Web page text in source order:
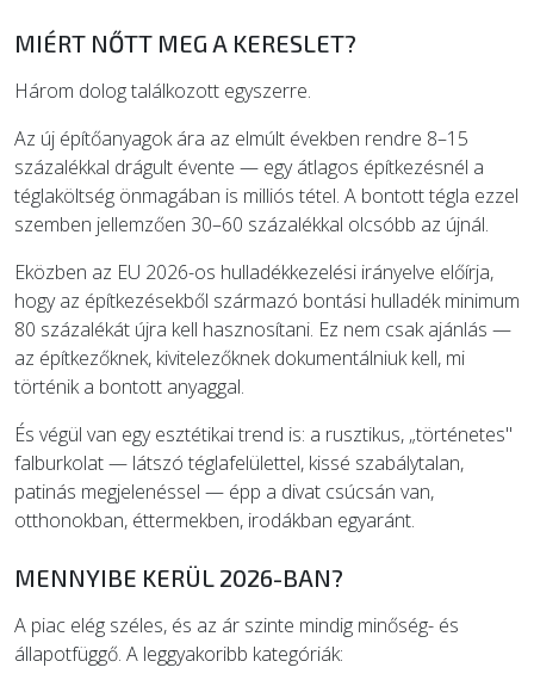
MIÉRT NŐTT MEG A KERESLET?
Három dolog találkozott egyszerre.
Az új építőanyagok ára az elmúlt években rendre 8–15
százalékkal drágult évente — egy átlagos építkezésnél a
téglaköltség önmagában is milliós tétel. A bontott tégla ezzel
szemben jellemzően 30–60 százalékkal olcsóbb az újnál.
Eközben az EU 2026-os hulladékkezelési irányelve előírja,
hogy az építkezésekből származó bontási hulladék minimum
80 százalékát újra kell hasznosítani. Ez nem csak ajánlás —
az építkezőknek, kivitelezőknek dokumentálniuk kell, mi
történik a bontott anyaggal.
És végül van egy esztétikai trend is: a rusztikus, „történetes"
falburkolat — látszó téglafelülettel, kissé szabálytalan,
patinás megjelenéssel — épp a divat csúcsán van,
otthonokban, éttermekben, irodákban egyaránt.
MENNYIBE KERÜL 2026-BAN?
A piac elég széles, és az ár szinte mindig minőség- és
állapotfüggő. A leggyakoribb kategóriák: